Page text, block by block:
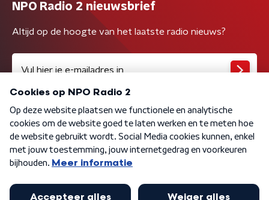
NPO Radio 2 nieuwsbrief
Altijd op de hoogte van het laatste radio nieuws?
Algemene voorwaarden